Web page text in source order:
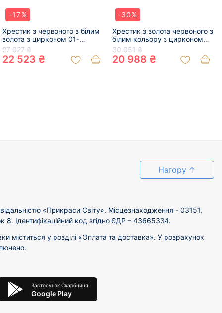
-17%
Хрестик з червоного з білим
золота з цирконом 01-
200501565
27 027 ₴
22 523 ₴
-30%
Хрестик з золота червоного з
білим кольору з цирконом
01-200162683
30 051 ₴
20 988 ₴
Нагору ↑
«Прикраси Світу». Місцезнаходження - 03151,
8. Ідентифікаційний код згідно ЄДР – 43665334.
міститься у розділі «Оплата та доставка». У розрахунок
Застосунок Скарбниця
Google Play